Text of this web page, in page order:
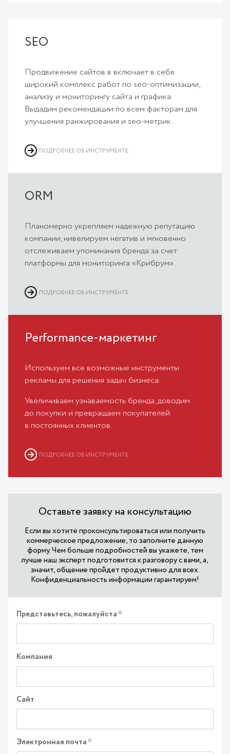
SEO
Продвижение сайтов в включает в себя
широкий комплекс работ по seo-оптимизации,
анализу и мониторингу сайта и графика.
Выдадим рекомендации по всем факторам для
улучшения ранжирования и seo-метрик.
ПОДРОБНЕЕ ОБ ИНСТРУМЕНТЕ
ORM
Планомерно укрепляем надежную репутацию
компании, нивелируем негатив и мгновенно
отслеживаем упоминания бренда за счет
платформы для мониторинга «Крибрум».
ПОДРОБНЕЕ ОБ ИНСТРУМЕНТЕ
Performance-маркетинг
Используем все возможные инструменты
рекламы для решения задач бизнеса.
Увеличиваем узнаваемость бренда, доводим
до покупки и превращаем покупателей
в постоянных клиентов.
ПОДРОБНЕЕ ОБ ИНСТРУМЕНТЕ
Оставьте заявку на консультацию
Если вы хотите проконсультироваться или получить
коммерческое предложение, то заполните данную
форму. Чем больше подробностей вы укажете, тем
лучше наш эксперт подготовится к разговору с вами, а,
значит, общение пройдет продуктивно для всех.
Конфиденциальность информации гарантируем!
Представьтесь, пожалуйста
Компания
Сайт
Электронная почта